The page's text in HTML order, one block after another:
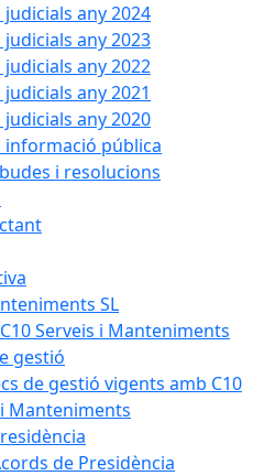
any 2024
any 2023
any 2022
any 2021
any 2020
informació pública
i resolucions
SL
Serveis i Manteniments
gestió
de gestió vigents amb C10
Manteniments
de Presidència